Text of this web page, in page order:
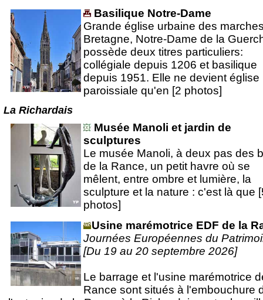
Basilique Notre-Dame
Grande église urbaine des
Bretagne, Notre-Dame de la
possède deux titres particuliers:
collégiale depuis 1206 et basilique
depuis 1951. Elle ne devient église
paroissiale qu'en [2 photos]
La Richardais
Musée Manoli et jardin de
sculptures
Le musée Manoli, à deux pas des
de la Rance, un petit havre où se
mêlent, entre ombre et lumière, la
sculpture et la nature : c'est là que
photos]
Usine marémotrice EDF de la
Journées Européennes du
[Du 19 au 20 septembre 2026]
Le barrage et l'usine marémotrice
Rance sont situés à l'embouchure